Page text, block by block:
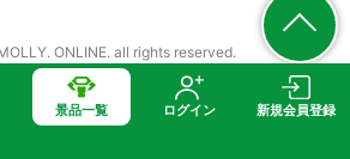
景品一覧 ログイン 新規会員登録
ONLINE. all rights reserved.